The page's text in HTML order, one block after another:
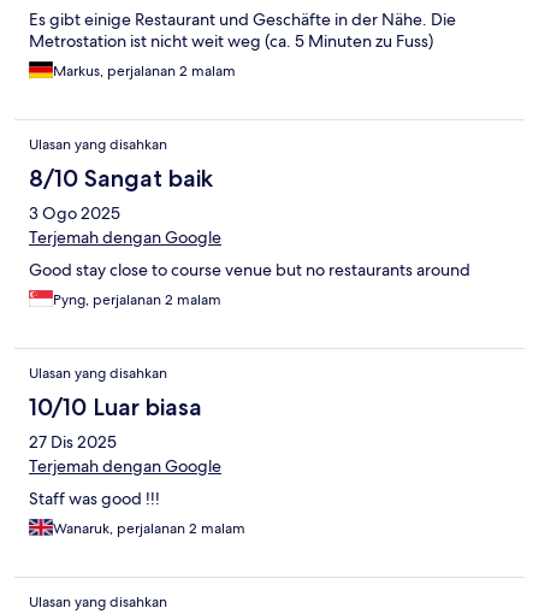
Es gibt einige Restaurant und Geschäfte in der Nähe. Die
Metrostation ist nicht weit weg (ca. 5 Minuten zu Fuss)
Markus, perjalanan 2 malam
Ulasan yang disahkan
8/10 Sangat baik
3 Ogo 2025
Terjemah dengan Google
Good stay close to course venue but no restaurants around
Pyng, perjalanan 2 malam
Ulasan yang disahkan
10/10 Luar biasa
27 Dis 2025
Terjemah dengan Google
Staff was good !!!
Wanaruk, perjalanan 2 malam
Ulasan yang disahkan